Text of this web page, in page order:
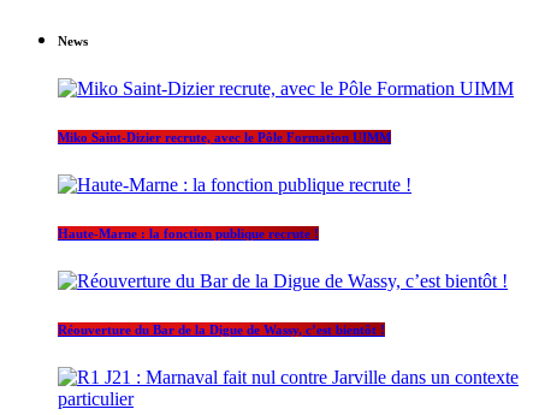
News
Miko Saint-Dizier recrute, avec le Pôle Formation UIMM
Haute-Marne : la fonction publique recrute !
Réouverture du Bar de la Digue de Wassy, c’est bientôt !